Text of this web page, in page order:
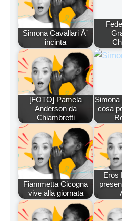
Simona Cavallari Ã¨
incinta
[FOTO] Pamela
Anderson da
Chiambretti
Simona
cosa
Fiammetta Cicogna
vive alla giornata
Eros